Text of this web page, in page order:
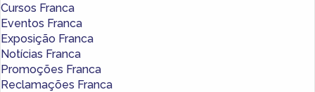
Cursos Franca
Eventos Franca
Exposição Franca
Notícias Franca
Promoções Franca
Reclamações Franca